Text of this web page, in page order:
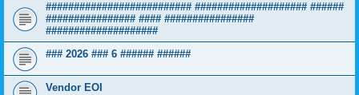
########################## #################### ######
################ #### ################
####################
### 2026 ### 6 ###### ######
Vendor EOI